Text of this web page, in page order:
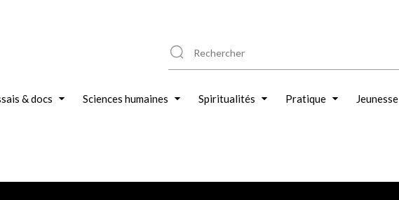
& docs Sciences humaines Spiritualités Pratique Jeunesse